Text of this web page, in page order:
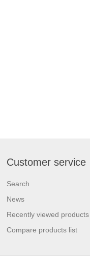
Customer service
Search
News
Recently viewed products
Compare products list